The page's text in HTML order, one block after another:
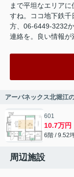
まで平坦なエリア
すね。ココ地下鉄
方、06-6449-3232
連絡を。良い情報が
アーバネックス北堀江
601
10.7万円
6階 / 9.52
周辺施設